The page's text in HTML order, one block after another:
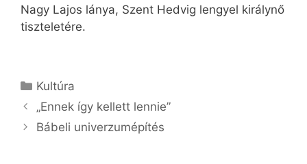
Nagy Lajos lánya, Szent Hedvig lengyel királynő
tiszteletére.
Kategória
Kultúra
„Ennek így kellett lennie”
Bábeli univerzumépítés